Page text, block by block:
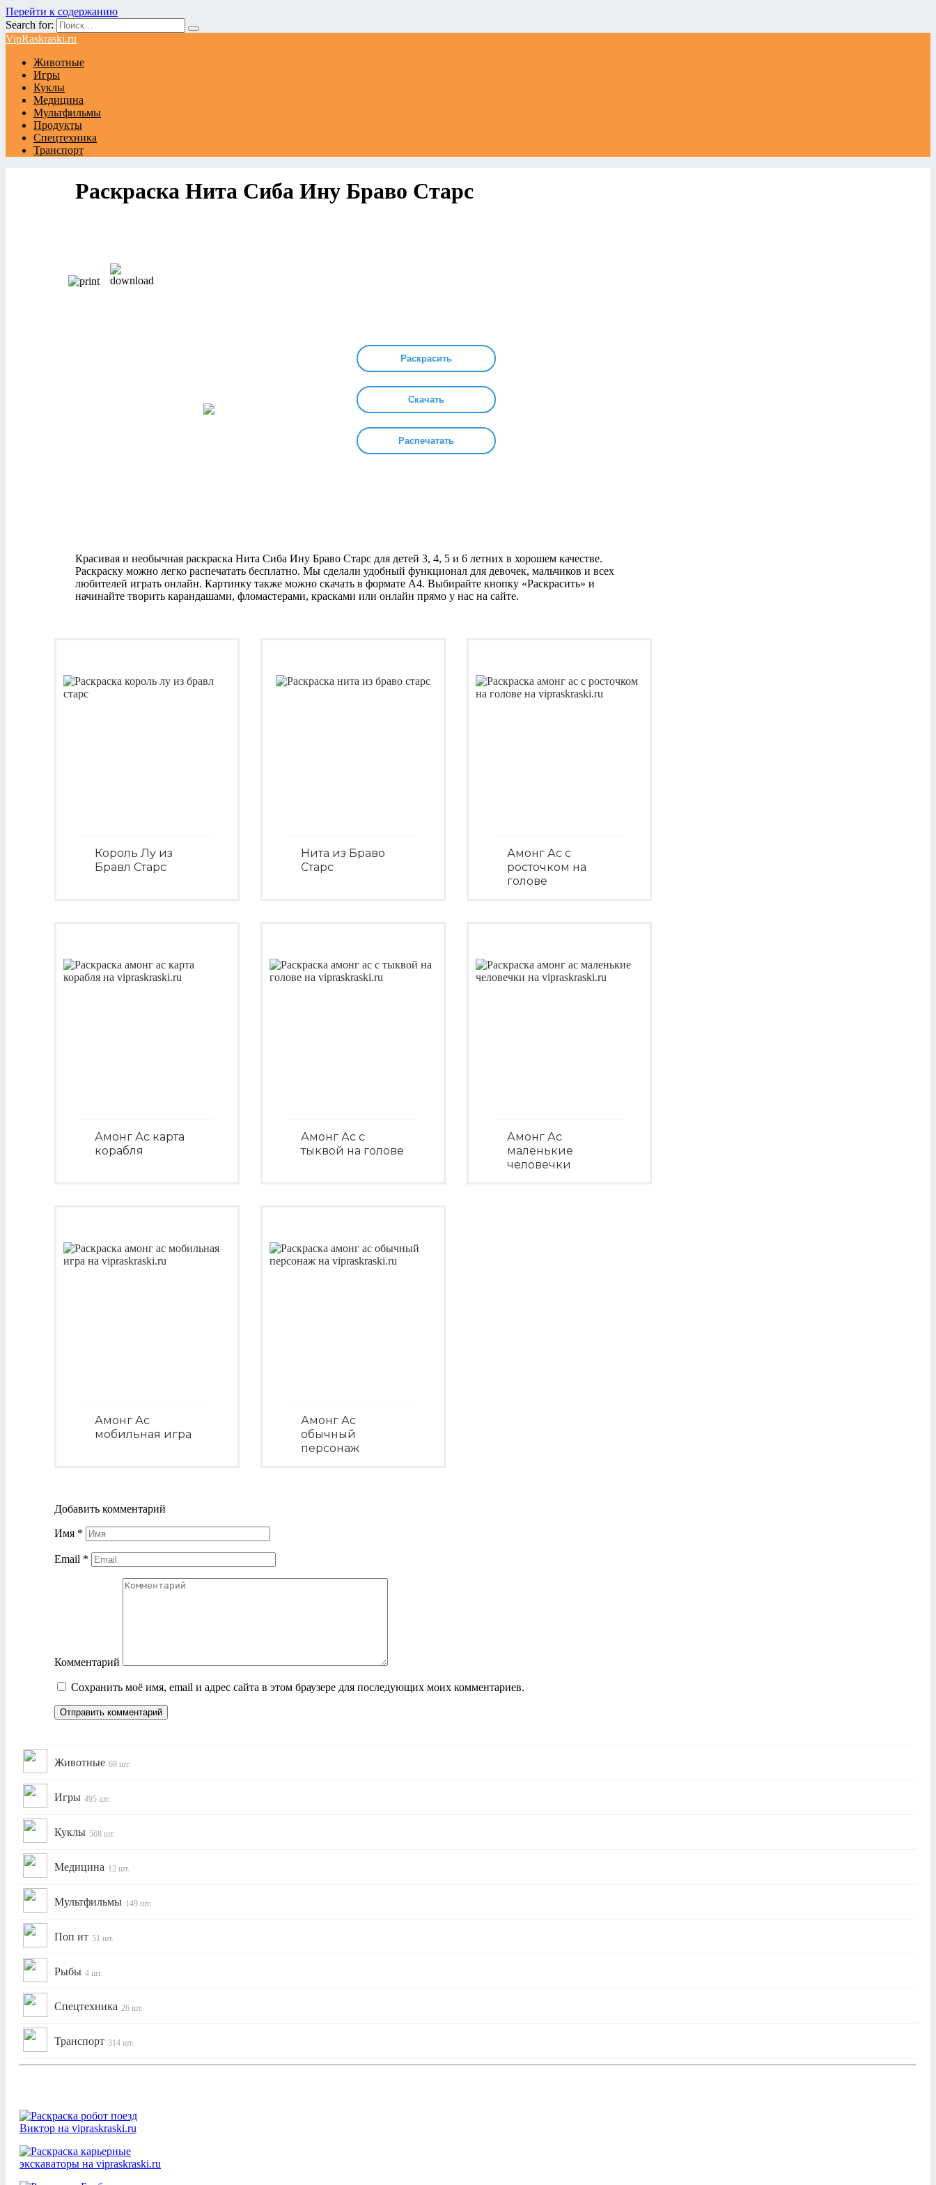
Перейти к содержанию
Search for:
VipRaskraski.ru
Животные
Игры
Куклы
Медицина
Мультфильмы
Продукты
Спецтехника
Транспорт
Раскраска Нита Сиба Ину Браво Старс
Раскрасить
Скачать
Распечатать
Красивая и необычная раскраска Нита Сиба Ину Браво Старс для детей 3, 4, 5 и 6 летних в хорошем качестве.
Раскраску можно легко распечатать бесплатно. Мы сделали удобный функционал для девочек, мальчиков и всех
любителей играть онлайн. Картинку также можно скачать в формате А4. Выбирайте кнопку «Раскрасить» и
начинайте творить карандашами, фломастерами, красками или онлайн прямо у нас на сайте.
Король Лу из
Бравл Старс
Нита из Браво
Старс
Амонг Ас с
росточком на
голове
Амонг Ас карта
корабля
Амонг Ас с
тыквой на голове
Амонг Ас
маленькие
человечки
Амонг Ас
мобильная игра
Амонг Ас
обычный
персонаж
Добавить комментарий
Имя *
Email *
Комментарий
Сохранить моё имя, email и адрес сайта в этом браузере для последующих моих комментариев.
Животные 69 шт.
Игры 495 шт.
Куклы 568 шт.
Медицина 12 шт.
Мультфильмы 149 шт.
Поп ит 51 шт.
Рыбы 4 шт.
Спецтехника 26 шт.
Транспорт 314 шт.